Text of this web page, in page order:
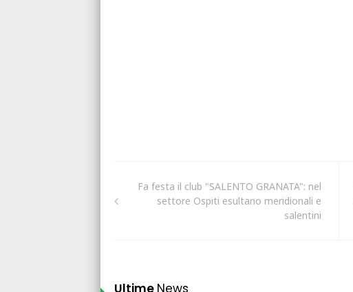
Fa festa il club "SALENTO GRANATA": nel
settore Ospiti esultano meridionali e
salentini
Ultime News